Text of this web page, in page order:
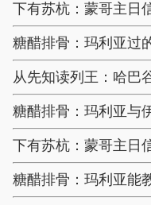
下有苏杭：蒙哥主日
糖醋排骨：玛利亚过
从先知读列王：哈巴
糖醋排骨：玛利亚与
下有苏杭：蒙哥主日
糖醋排骨：玛利亚能